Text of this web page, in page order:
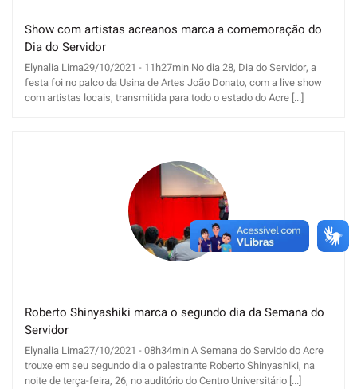
Show com artistas acreanos marca a comemoração do
Dia do Servidor
Elynalia Lima29/10/2021 - 11h27min No dia 28, Dia do Servidor, a
festa foi no palco da Usina de Artes João Donato, com a live show
com artistas locais, transmitida para todo o estado do Acre [...]
Roberto Shinyashiki marca o segundo dia da Semana do
Servidor
Elynalia Lima27/10/2021 - 08h34min A Semana do Servido do Acre
trouxe em seu segundo dia o palestrante Roberto Shinyashiki, na
noite de terça-feira, 26, no auditório do Centro Universitário [...]